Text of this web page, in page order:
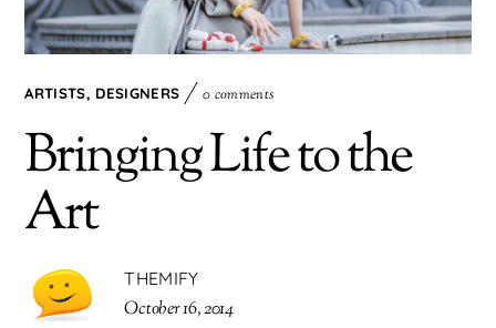
ARTISTS, DESIGNERS 0 comments
Bringing Life to the
Art
THEMIFY
October 16, 2014